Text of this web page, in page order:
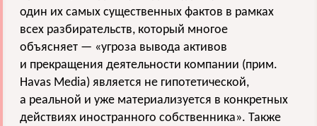
один их самых существенных фактов в рамках
всех разбирательств, который многое
объясняет — «угроза вывода активов
и прекращения деятельности компании (прим.
Havas Media) является не гипотетической,
а реальной и уже материализуется в конкретных
действиях иностранного собственника». Также